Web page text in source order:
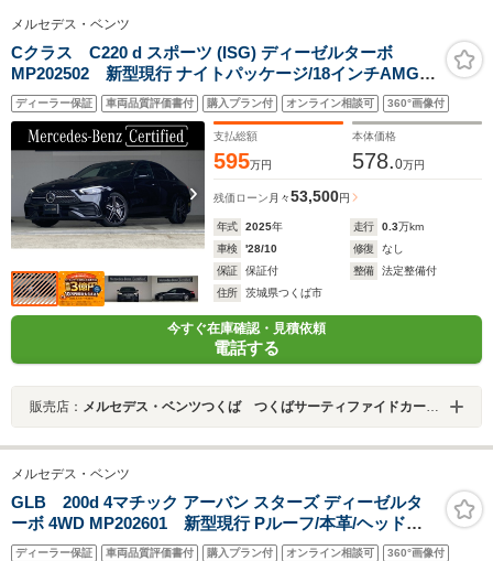
メルセデス・ベンツ
Cクラス C220 d スポーツ (ISG) ディーゼルターボ
MP202502 新型現行 ナイトパッケージ/18インチAMGア
ルミ/ハイパフォーマンスヘッドライト/プライバシーガラ
ス/スポーツサスペンション
ディーラー保証 車両品質評価書付 購入プラン付 オンライン相談可 360°画像付
支払総額
595万円
本体価格
578.0万円
残価ローン 月々53,500円
年式 2025年 走行 0.3万km
車検
'28/10 修復
なし
保証
保証付 整備
法定整備付
住所
茨城県つくば市
今すぐ在庫確認・見積依頼
電話する
販売店： メルセデス・ベンツつくば つくばサーティファイドカーセンター
メルセデス・ベンツ
GLB 200d 4マチック アーバン スターズ ディーゼルタ
ーボ 4WD MP202601 新型現行 Pルーフ/本革/ヘッドア
ップDISP/Burmesterサラウンド/ブランドロゴプロジェク
ディーラー保証 車両品質評価書付 購入プラン付 オンライン相談可 360°画像付